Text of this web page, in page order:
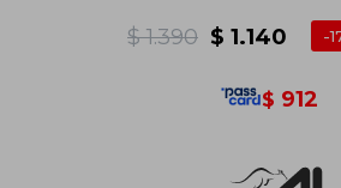
$ 1.140
$ 1.390
$ 912